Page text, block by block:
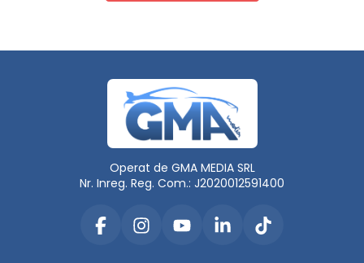
Operat de GMA MEDIA SRL
Nr. Inreg. Reg. Com.: J2020012591400